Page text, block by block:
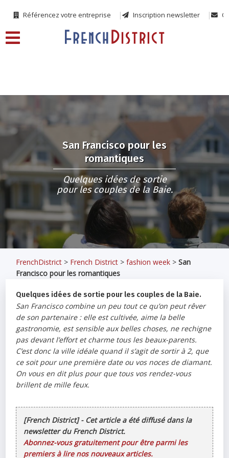
Référencez votre entreprise Inscription newsletter
San Francisco pour les
romantiques
Quelques idées de sortie
pour les couples de la Baie.
FrenchDistrict > French District >fashion week >San
Francisco pour les romantiques
Quelques idées de sortie pour les couples de la Baie.
San Francisco combine un peu tout ce qu’on peut rêver
de son partenaire : elle est cultivée, aime la belle
gastronomie, est sensible aux belles choses, ne rechigne
pas devant l’effort et charme tous les beaux-parents.
C’est donc la ville idéale quand il s’agit de sortir à 2, que
ce soit pour une première date ou vos noces de diamant.
On vous en dit plus pour que tous vos rendez-vous
brillent de mille feux.
[French District] - Cet article a été diffusé dans la
newsletter du French District.
Abonnez-vous gratuitement pour être parmi les
premiers à lire nos nouveaux articles.